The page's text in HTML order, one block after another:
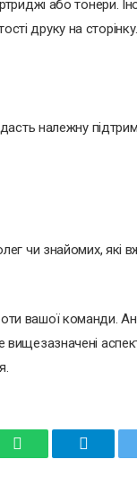
або тонери.
друку на сторінку.
належну
чи знайомих, які
вашої команди.
вищезазначені
WhatsApp